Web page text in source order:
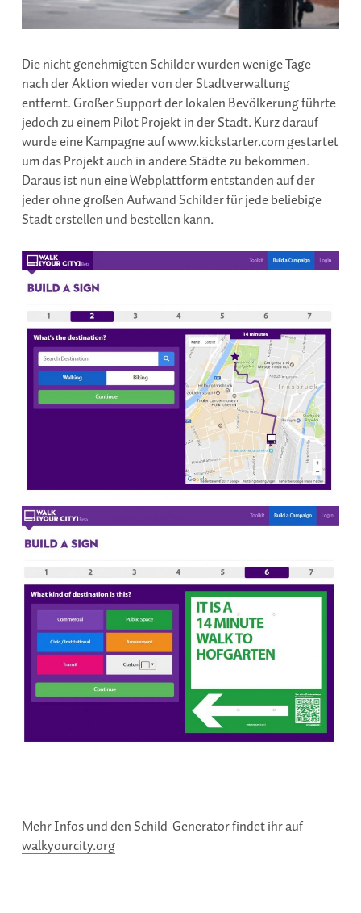
Die nicht genehmigten Schilder wurden wenige Tage
nach der Aktion wieder von der Stadtverwaltung
entfernt. Großer Support der lokalen Bevölkerung führte
jedoch zu einem Pilot Projekt in der Stadt. Kurz darauf
wurde eine Kampagne auf www.kickstarter.com gestartet
um das Projekt auch in andere Städte zu bekommen.
Daraus ist nun eine Webplattform entstanden auf der
jeder ohne großen Aufwand Schilder für jede beliebige
Stadt erstellen und bestellen kann.
Mehr Infos und den Schild-Generator findet ihr auf
walkyourcity.org